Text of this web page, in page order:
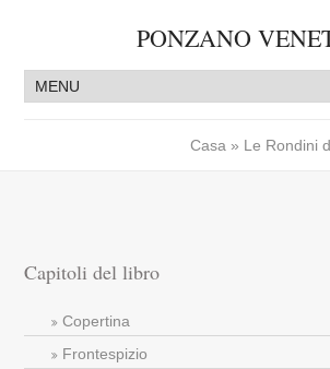
PONZANO
Casa » Le Rondini
Capitoli del libro
Copertina
Frontespizio